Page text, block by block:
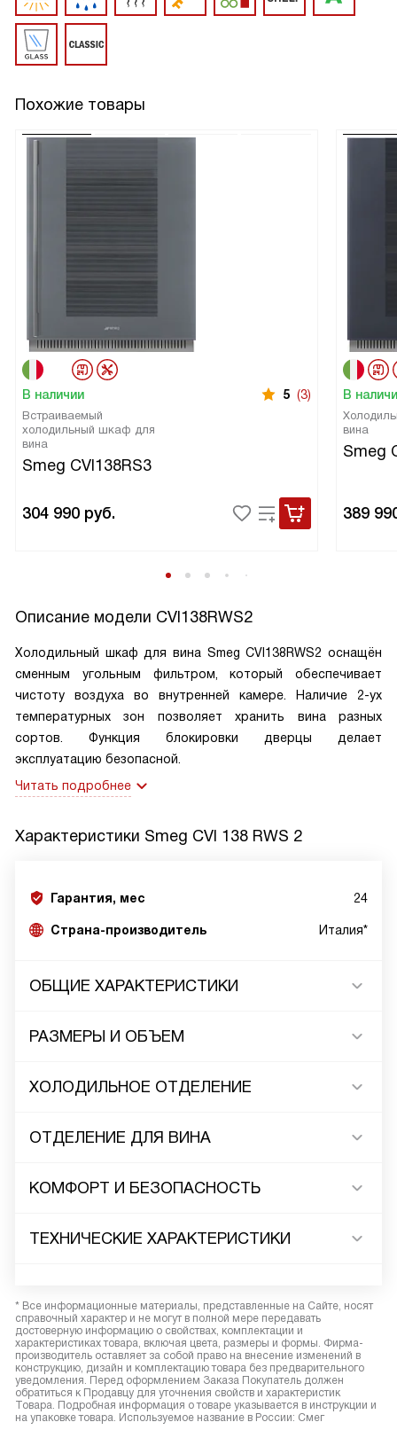
Похожие товары
В наличии 5 (3)
Встраиваемый
холодильный шкаф для
вина
Smeg CVI138RS3
304 990 руб.
В
вина
Smeg
389
Описание модели CVI138RWS2
Холодильный шкаф для вина Smeg CVI138RWS2 оснащён
сменным угольным фильтром, который обеспечивает
чистоту воздуха во внутренней камере. Наличие 2-ух
температурных зон позволяет хранить вина разных
сортов. Функция блокировки дверцы делает
эксплуатацию безопасной.
Читать подробнее
Характеристики Smeg CVI 138 RWS 2
Гарантия, мес 24
Страна-производитель Италия*
ОБЩИЕ ХАРАКТЕРИСТИКИ
РАЗМЕРЫ И ОБЪЕМ
ХОЛОДИЛЬНОЕ ОТДЕЛЕНИЕ
ОТДЕЛЕНИЕ ДЛЯ ВИНА
КОМФОРТ И БЕЗОПАСНОСТЬ
ТЕХНИЧЕСКИЕ ХАРАКТЕРИСТИКИ
* Все информационные материалы, представленные на Сайте, носят
справочный характер и не могут в полной мере передавать
достоверную информацию о свойствах, комплектации и
характеристиках товара, включая цвета, размеры и формы. Фирма-
производитель оставляет за собой право на внесение изменений в
конструкцию, дизайн и комплектацию товара без предварительного
уведомления. Перед оформлением Заказа Покупатель должен
обратиться к Продавцу для уточнения свойств и характеристик
Товара. Подробная информация о товаре указывается в инструкции и
на упаковке товара. Используемое название в России: Смег